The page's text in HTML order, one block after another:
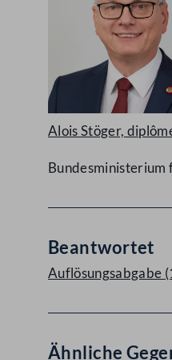
Alois Stöger,
Bundesministerium
Beantwortet
Auflösungsabgabe
Ähnliche